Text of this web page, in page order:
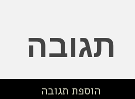
תגובה
הוספת תגובה